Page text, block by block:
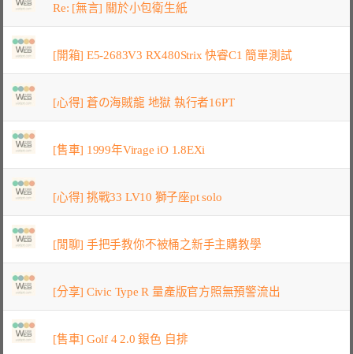
Re: [無言] 關於小包衛生紙
[開箱] E5-2683V3 RX480Strix 快睿C1 簡單測試
[心得] 蒼の海賊龍 地獄 執行者16PT
[售車] 1999年Virage iO 1.8EXi
[心得] 挑戰33 LV10 獅子座pt solo
[閒聊] 手把手教你不被桶之新手主購教學
[分享] Civic Type R 量產版官方照無預警流出
[售車] Golf 4 2.0 銀色 自排